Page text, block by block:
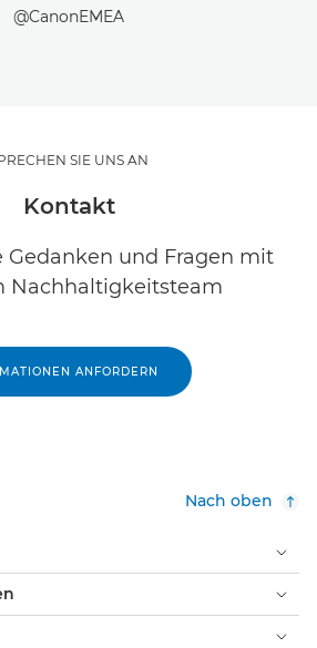
@CanonEMEA
SIE UNS AN
Kontakt
Gedanken und Fragen mit
Nachhaltigkeitsteam
ANFORDERN
Nach oben